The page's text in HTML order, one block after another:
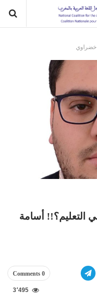
خضراوي
التعليم؟!! أسامة
0 Comments
3٬495